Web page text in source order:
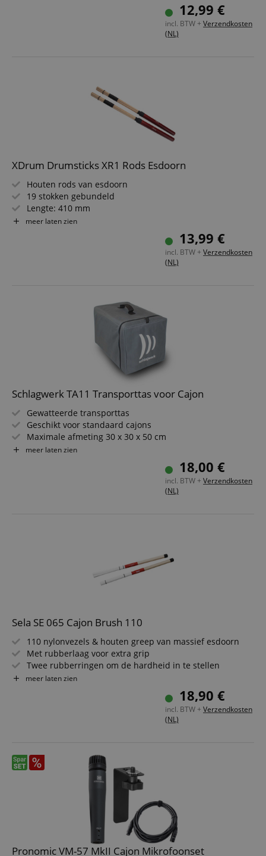
12,99 €
incl. BTW + Verzendkosten
(NL)
XDrum Drumsticks XR1 Rods Esdoorn
Houten rods van esdoorn
19 stokken gebundeld
Lengte: 410 mm
Houten grip
meer laten zien
13,99 €
incl. BTW + Verzendkosten
(NL)
Schlagwerk TA11 Transporttas voor Cajon
Gewatteerde transporttas
Geschikt voor standaard cajons
Maximale afmeting 30 x 30 x 50 cm
Met draaggreep
meer laten zien
18,00 €
incl. BTW + Verzendkosten
(NL)
Sela SE 065 Cajon Brush 110
110 nylonvezels & houten greep van massief esdoorn
Met rubberlaag voor extra grip
Twee rubberringen om de hardheid in te stellen
"Bottom Cap" op de greep voor extra speeltechnieken
Ideaal voor alle borstel- en slagtechnieken
meer laten zien
18,90 €
incl. BTW + Verzendkosten
(NL)
Pronomic VM-57 MkII Cajon Mikrofoonset